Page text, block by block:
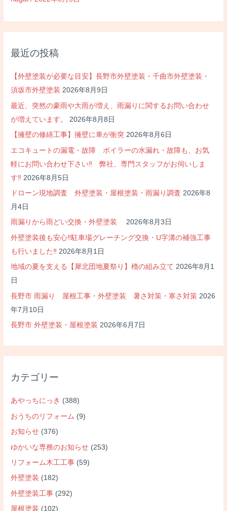
最近の投稿
【外壁塗装が必要な目安】長野市外壁塗装・千曲市外壁塗装・
須坂市外壁塗装 2026年8月9日
最近、突然の豪雨や大雨が増え、雨漏りに関するお問い合わせ
が増えています。
2026年8月8日
【擁壁の修繕工事】擁壁に車が衝突 2026年8月6日
エコキュートの漏電・故障 ボイラーの水漏れ・故障も、お気
軽にお問い合わせ下さい‼ 弊社、専門スタッフがお伺いしま
す‼ 2026年8月5日
ドローン現地調査 外壁塗装・屋根塗装・雨漏り調査 2026年8
月4日
雨漏りから雨どい交換・外壁塗装 2026年8月3日
外壁塗装後も安心‼駐車場グレーチング交換・U字溝の補強工事
も行いました‼ 2026年8月1日
地域の夏を支える【犀北団地夏祭り】櫓の組み立て 2026年8月1
日
長野市 雨漏り 屋根工事・外壁塗装 暑さ対策・寒さ対策 2026
年7月10日
長野市 外壁塗装・屋根塗装 2026年6月7日
カテゴリー
あやっちにっき (388)
おうちのリフォーム (9)
お知らせ (376)
ゆかいな専務のお知らせ (253)
リフォーム木工工事 (59)
外壁塗装 (182)
外壁塗装工事 (292)
屋根塗装 (102)